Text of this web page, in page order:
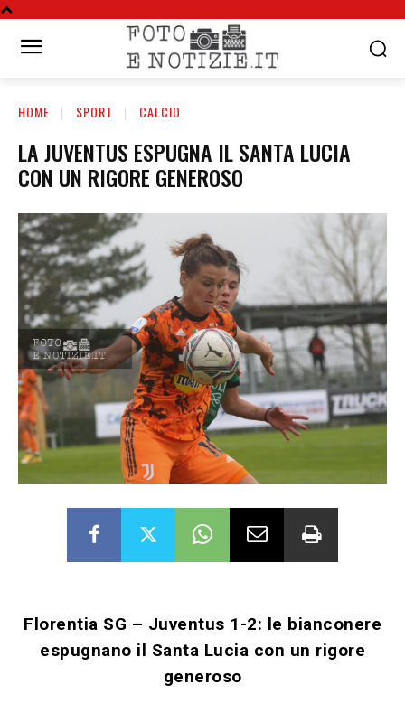
HOME SPORT CALCIO
LA JUVENTUS ESPUGNA IL SANTA LUCIA
CON UN RIGORE GENEROSO
Florentia SG – Juventus 1-2: le bianconere
espugnano il Santa Lucia con un rigore
generoso